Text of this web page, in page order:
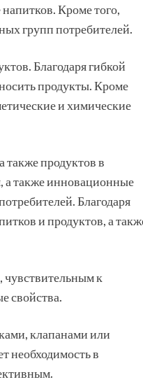
Кроме того,
групп потребителей.
Благодаря гибкой
продукты. Кроме
и химические
продуктов в
а также инновационные
Благодаря
и продуктов, а
чувствительным к
свойства.
клапанами или
необходимость в